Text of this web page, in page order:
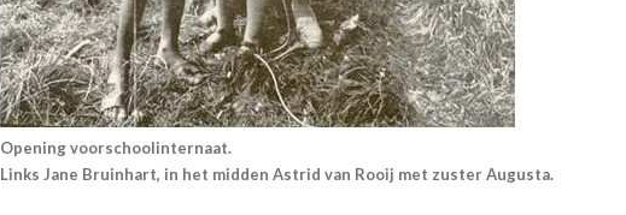
Opening voorschoolinternaat.
Links Jane Bruinhart, in het midden Astrid van Rooij met zuster Augusta.